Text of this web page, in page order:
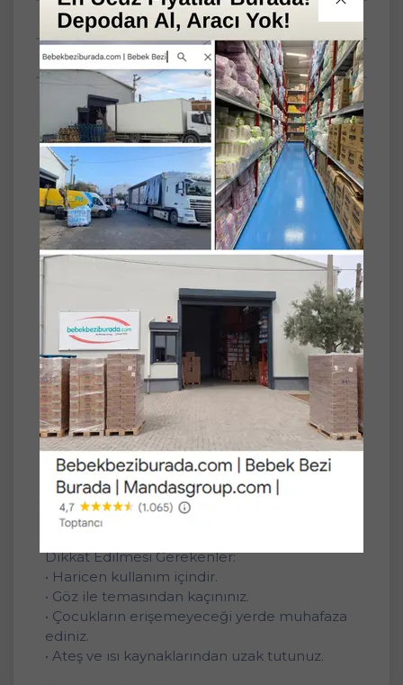
Tüm Yorumlar
Tüm Sorular
SET 2'li
Dalin Bebek Kolonyası 150ML Bahar Tazeliği
(Manolya-Ylang,Ylang-Amber Kokulu) (2 Li
Set)
Dalin Bebek Kolonyası 150 ml Bahar Tazeliği
(Manolya - Ylang Ylang - Amber Kokulu) –
Dalin Bebek Kolonyası Bahar Tazeliği,
manolya, ylang ylang ve amber notalarının
uyumuyla bebeğinizin cildinde ferah,
yumuşak ve hoş bir koku bırakır. Hassas ciltler
için geliştirilmiş özel formülü sayesinde
günlük kullanıma uygundur ve gün boyu
tazelik hissi sağlar.
Ürün Bilgisi:
• Hacim: 150 ml
• Koku: Manolya - Ylang Ylang - Amber
• Seri: Bahar Tazeliği
Dikkat Edilmesi Gerekenler:
• Haricen kullanım içindir.
• Göz ile temasından kaçınınız.
• Çocukların erişemeyeceği yerde muhafaza
ediniz.
• Ateş ve ısı kaynaklarından uzak tutunuz.